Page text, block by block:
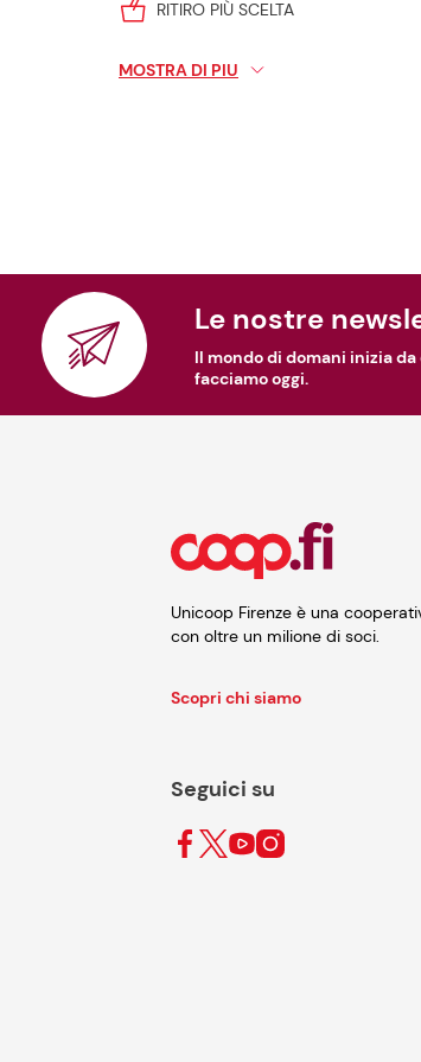
RITIRO PIÙ SCELTA
MOSTRA DI PIU
Le nostre
Il mondo di domani inizia
facciamo oggi.
Unicoop Firenze è una
con oltre un milione di soci.
Scopri chi siamo
Seguici su